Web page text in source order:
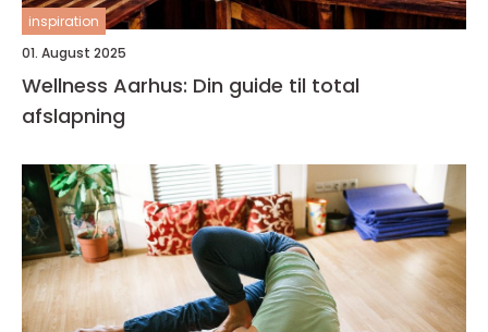
inspiration
01. August 2025
Wellness Aarhus: Din guide til total
afslapning